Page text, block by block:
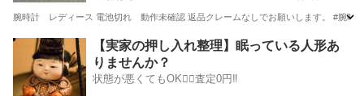
腕時計 レディース 電池切れ 動作未確認 返品クレームなしでお願いします。 #腕時
愛知 高浜市 三河高浜駅 アクセサリー
【実家の押し入れ整理】眠っている人形あ
りませんか？
状態が悪くてもOK🙆‍♀️査定0円‼️